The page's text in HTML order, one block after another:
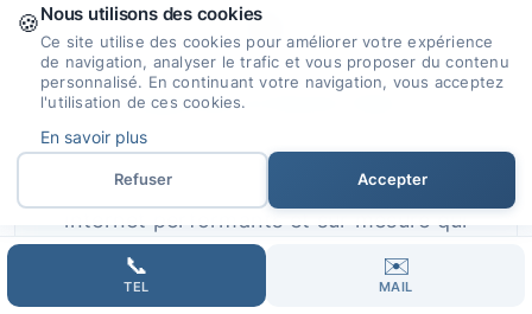
🎯
Expertise et Savoir-faire
Fort de notre expérience et de nos
compétences, nous concevons des sites
internet performants et sur mesure qui
répondent à vos ambitions.
📞
TEL
✉️
MAIL
🍪Nous utilisons des cookies
Ce site utilise des cookies pour améliorer votre expérience
de navigation, analyser le trafic et vous proposer du contenu
personnalisé. En continuant votre navigation, vous acceptez
l'utilisation de ces cookies.
En savoir plus
Refuser Accepter